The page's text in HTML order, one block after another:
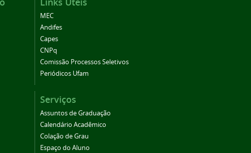
MEC
Andifes
Capes
CNPq
Comissão Processos Seletivos
Periódicos Ufam
Serviços
Assuntos de Graduação
Calendário Acadêmico
Colação de Grau
Espaço do Aluno